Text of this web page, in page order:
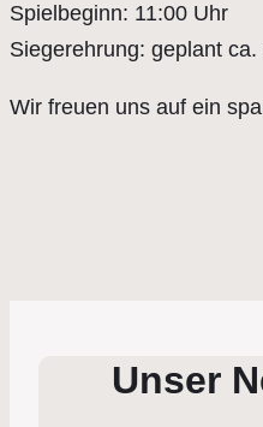
Spielbeginn: 11:00 Uhr
Siegerehrung: geplant
Wir freuen uns auf ein
Unser